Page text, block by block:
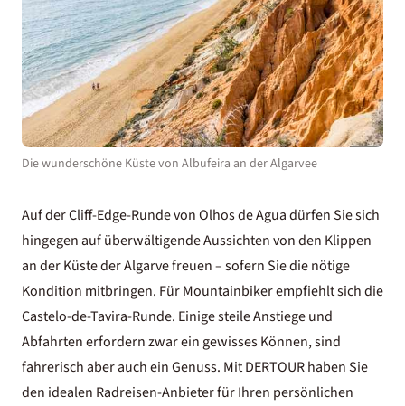
Die wunderschöne Küste von Albufeira an der Algarvee
Auf der Cliff-Edge-Runde von Olhos de Agua dürfen Sie sich
hingegen auf überwältigende Aussichten von den Klippen
an der Küste der Algarve freuen – sofern Sie die nötige
Kondition mitbringen. Für Mountainbiker empfiehlt sich die
Castelo-de-Tavira-Runde. Einige steile Anstiege und
Abfahrten erfordern zwar ein gewisses Können, sind
fahrerisch aber auch ein Genuss. Mit DERTOUR haben Sie
den idealen Radreisen-Anbieter für Ihren persönlichen